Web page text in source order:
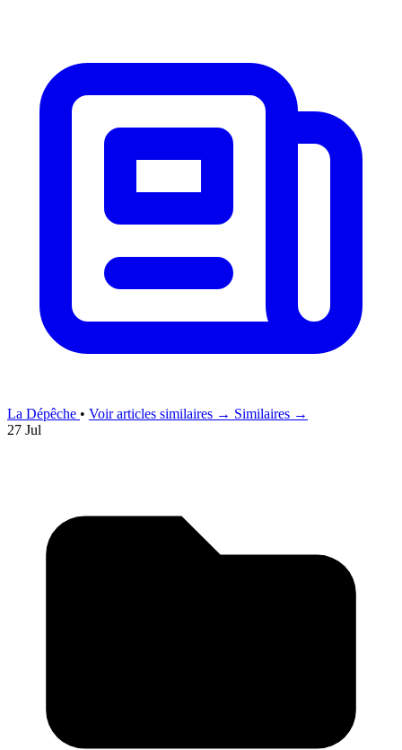
La Dépêche • Voir articles similaires → Similaires →
27 Jul